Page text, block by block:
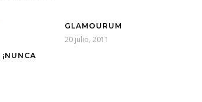
GLAMOURUM
20 julio, 2011